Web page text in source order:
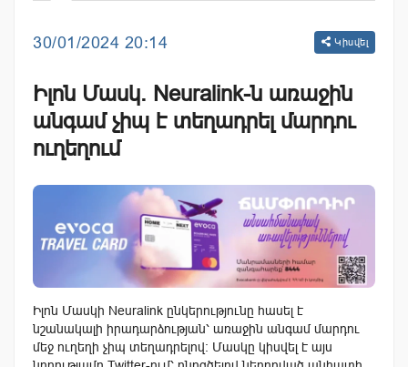
30/01/2024 20:14 Կիսվել
Իլոն Մասկ. Neuralink-ն առաջին
անգամ չիպ է տեղադրել մարդու
ուղեղում
Իլոն Մասկի Neuralink ընկերությունը հասել է
նշանակալի իրադարձության՝ առաջին անգամ մարդու
մեջ ուղեղի չիպ տեղադրելով: Մասկը կիսվել է այս